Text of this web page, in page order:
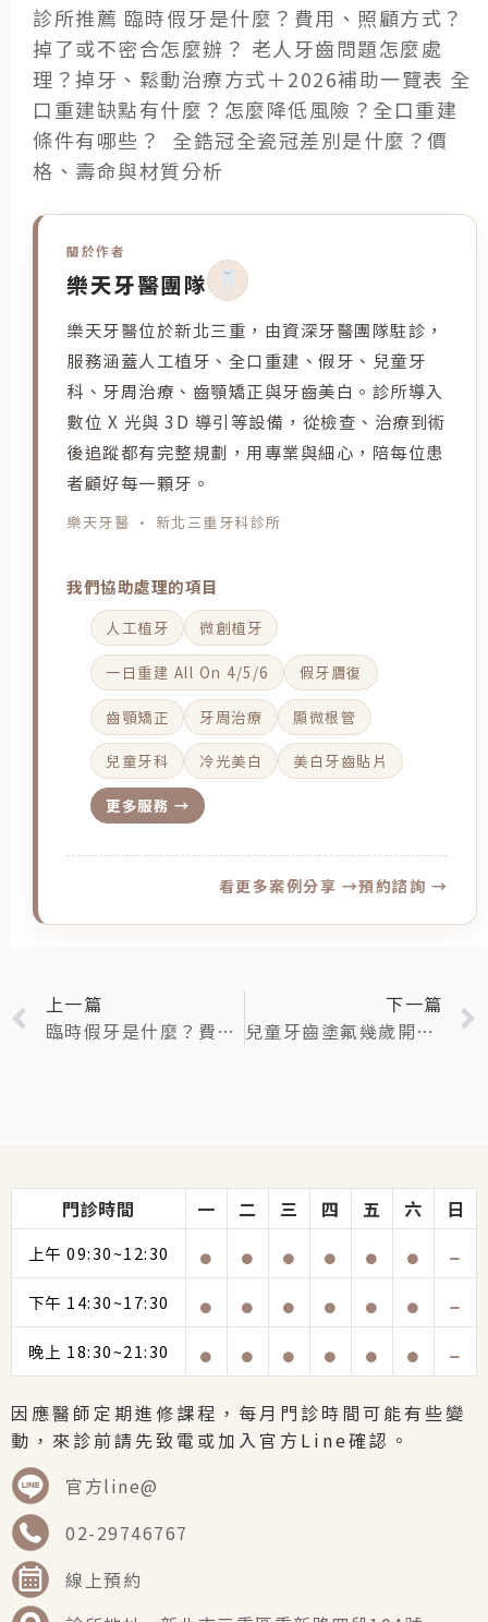
診所推薦 臨時假牙是什麼？費用、照顧方式？
掉了或不密合怎麼辦？ 老人牙齒問題怎麼處
理？掉牙、鬆動治療方式＋2026補助一覽表 全
口重建缺點有什麼？怎麼降低風險？全口重建
條件有哪些？
全鋯冠全瓷冠差別是什麼？價
格、壽命與材質分析
關於作者
樂天牙醫團隊
樂天牙醫位於新北三重，由資深牙醫團隊駐診，
服務涵蓋人工植牙、全口重建、假牙、兒童牙
科、牙周治療、齒顎矯正與牙齒美白。診所導入
數位 X 光與 3D 導引等設備，從檢查、治療到術
後追蹤都有完整規劃，用專業與細心，陪每位患
者顧好每一顆牙。
樂天牙醫 · 新北三重牙科診所
我們協助處理的項目
人工植牙 微創植牙
一日重建 All On 4/5/6 假牙贗復
齒顎矯正 牙周治療 顯微根管
兒童牙科 冷光美白 美白牙齒貼片
更多服務 →
看更多案例分享 →預約諮詢 →
上一篇
臨時假牙是什麼？費用、照顧方式？掉了或不密合怎麼辦？
下一篇
兒童牙齒塗氟幾歲開始？2026兒童塗氟補助、頻率與注意事項
因應醫師定期進修課程，每月門診時間可能有些變
動，來診前請先致電或加入官方Line確認。
官方line@
02-29746767
線上預約
門診時間 一 二 三 四 五 六 日
上午 09:30~12:30
下午 14:30~17:30
晚上 18:30~21:30